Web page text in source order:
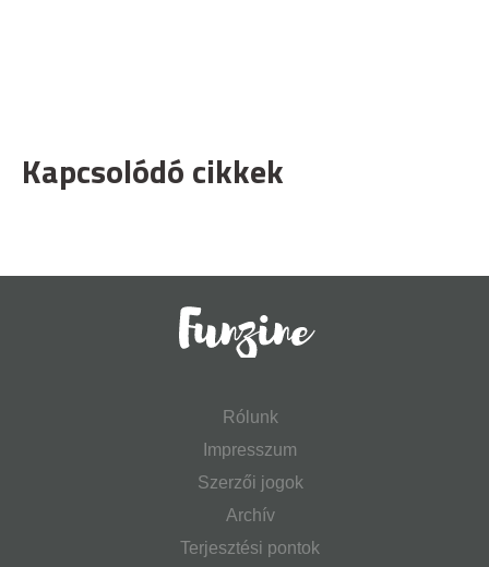
Kapcsolódó cikkek
Rólunk
Impresszum
Szerzői jogok
Archív
Terjesztési pontok